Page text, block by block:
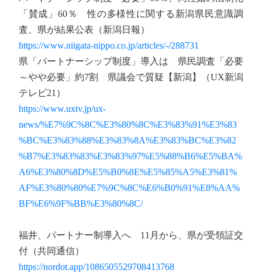
「賛成」60％ 性の多様性に関する新潟県民意識調
査、県が結果公表（新潟日報）
https://www.niigata-nippo.co.jp/articles/-/288731
県「パートナーシップ制度」導入は 県民調査「必要
～やや必要」約7割 県議会で質疑【新潟】（UX新潟
テレビ21）
https://www.uxtv.jp/ux-
news/%E7%9C%8C%E3%80%8C%E3%83%91%E3%83
%BC%E3%83%88%E3%83%8A%E3%83%BC%E3%82
%B7%E3%83%83%E3%83%97%E5%88%B6%E5%BA%
A6%E3%80%8D%E5%B0%8E%E5%85%A5%E3%81%
AF%E3%80%80%E7%9C%8C%E6%B0%91%E8%AA%
BF%E6%9F%BB%E3%80%8C/
福井、パートナー制導入へ 11月から、県が受領証交
付（共同通信）
https://nordot.app/1086505529708413768